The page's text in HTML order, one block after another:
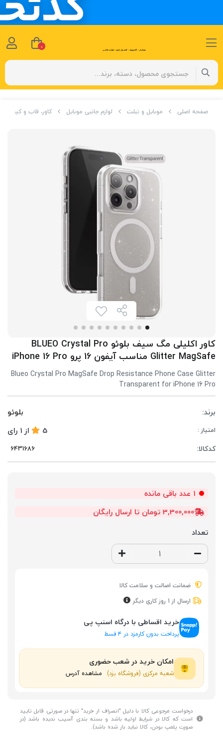
صفحه اصلی موبایل و تبلت لوازم جانبی موبایل کاور، قاب و کیف
کاور اکلیلی مگ سیف بلوئو BLUEO Crystal Pro
Glitter MagSafe مناسب آیفون 16 پرو iPhone 16 Pro
Blueo Crystal Pro MagSafe Drop Resistance Phone Case Glitter
Transparent for iPhone 16 Pro
برند: بلوئو
امتیاز : 5 از 1 رای
کدکالا:
1 عدد باقی مانده
3,300,000 تومان تا ارسال رایگان
تعداد
ضمانت اصالت و سلامت کالا
ارسال از 1 روز کاری دیگر
خرید اقساطی با درگاه اسنپ پی
پرداخت بدون کارمزد در ۴ قسط
امکان خرید در شعب حضوری
شعبه مرکزی (فروشگاه یزد) مشاهده آدرس
درخواست مرجوعی کالا با دلیل "انصراف از خرید" تنها در صورتی قابل تایید
است که کالا در شرایط اولیه باشد و بسته بندی آسیب ندیده باشد (در
صورت پلمپ بودن، کالا نباید باز شده باشد).
0